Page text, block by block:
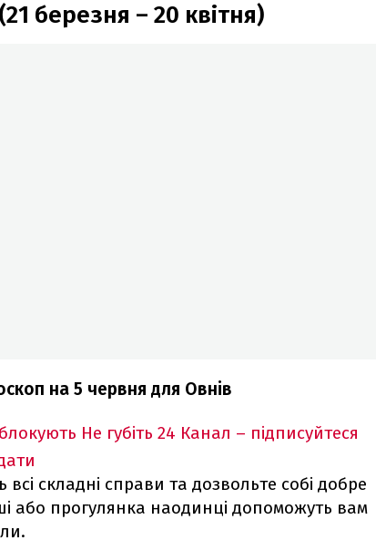
березня – 20 квітня)
на 5 червня для Овнів
Не губіть 24 Канал – підписуйтеся
всі складні справи та дозвольте собі добре
або прогулянка наодинці допоможуть вам